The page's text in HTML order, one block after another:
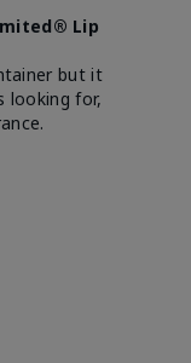
Lip
but it
looking for,